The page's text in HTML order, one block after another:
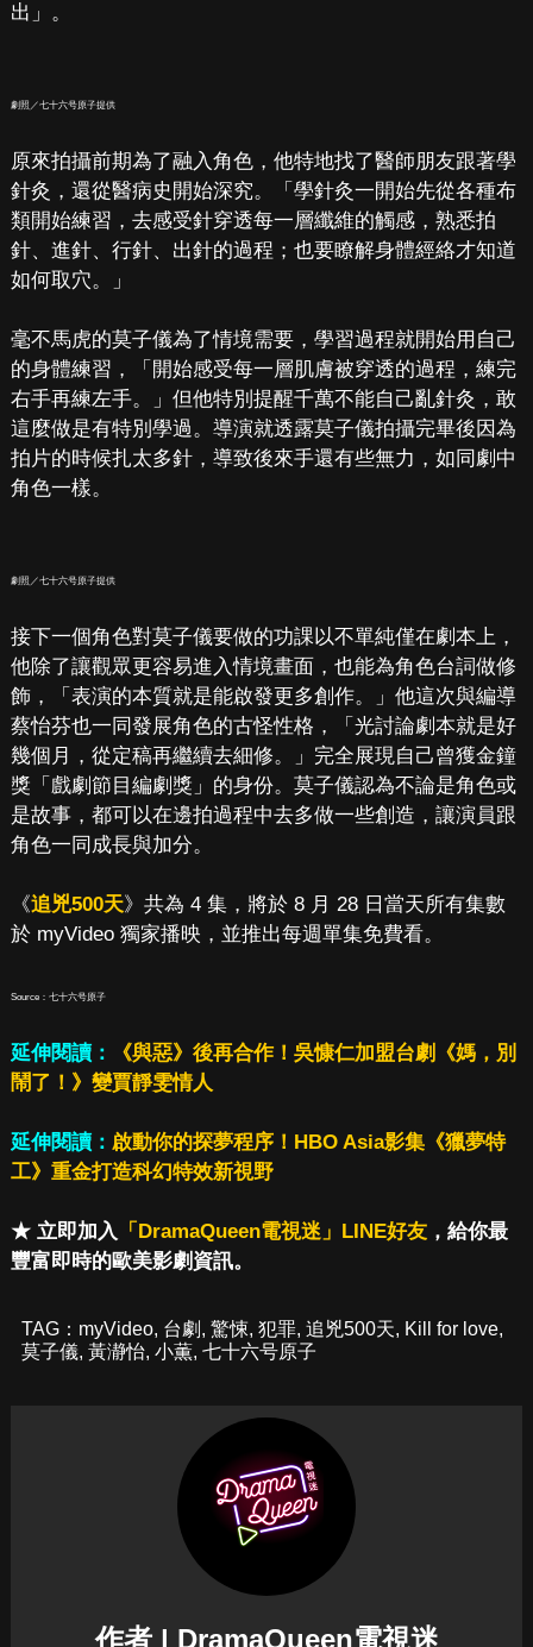
出」。
劇照／七十六号原子提供
原來拍攝前期為了融入角色，他特地找了醫師朋友跟著學
針灸，還從醫病史開始深究。「學針灸一開始先從各種布
類開始練習，去感受針穿透每一層纖維的觸感，熟悉拍
針、進針、行針、出針的過程；也要瞭解身體經絡才知道
如何取穴。」
毫不馬虎的莫子儀為了情境需要，學習過程就開始用自己
的身體練習，「開始感受每一層肌膚被穿透的過程，練完
右手再練左手。」但他特別提醒千萬不能自己亂針灸，敢
這麼做是有特別學過。導演就透露莫子儀拍攝完畢後因為
拍片的時候扎太多針，導致後來手還有些無力，如同劇中
角色一樣。
劇照／七十六号原子提供
接下一個角色對莫子儀要做的功課以不單純僅在劇本上，
他除了讓觀眾更容易進入情境畫面，也能為角色台詞做修
飾，「表演的本質就是能啟發更多創作。」他這次與編導
蔡怡芬也一同發展角色的古怪性格，「光討論劇本就是好
幾個月，從定稿再繼續去細修。」完全展現自己曾獲金鐘
獎「戲劇節目編劇獎」的身份。莫子儀認為不論是角色或
是故事，都可以在邊拍過程中去多做一些創造，讓演員跟
角色一同成長與加分。
《追兇500天》共為 4 集，將於 8 月 28 日當天所有集數
於 myVideo 獨家播映，並推出每週單集免費看。
Source：七十六号原子
延伸閱讀：
《與惡》後再合作！吳慷仁加盟台劇《媽，別
鬧了！》變賈靜雯情人
延伸閱讀： 啟動你的探夢程序！HBO Asia影集《獵夢特
工》重金打造科幻特效新視野
★ 立即加入 「DramaQueen電視迷」LINE好友，給你最
豐富即時的歐美影劇資訊。
TAG： myVideo, 台劇 , 驚悚, 犯罪, 追兇500天, Kill for love,
莫子儀, 黃瀞怡, 小薫, 七十六号原子
作者 | DramaQueen電視迷